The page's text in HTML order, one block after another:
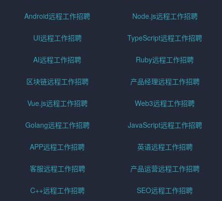
Android远程工作招聘 Node.js远程工作招聘
UI远程工作招聘 TypeScript远程工作招聘
AI远程工作招聘 Ruby远程工作招聘
区块链远程工作招聘 产品经理远程工作招聘
Vue.js远程工作招聘 Web3远程工作招聘
Golang远程工作招聘 JavaScript远程工作招聘
APP远程工作招聘 英语远程工作招聘
客服远程工作招聘 产品运营远程工作招聘
C++远程工作招聘 SEO远程工作招聘